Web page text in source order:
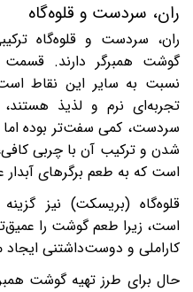
ران، سردست و قلوه‌گاه
ران، سردست و قلوه‌گاه
گوشت همبرگر دارند.
نسبت به سایر این نقاط
تجربه‌ای نرم و لذیذ
سردست، کمی سفت‌تر بوده اما
شدن و ترکیب آن با چربی
است که به طعم برگرهای آبدار
قلوه‌گاه (بریسکت) نیز
است، زیرا طعم گوشت را
کاراملی و دوست‌داشتنی ایجاد
حال برای طرز تهیه گوشت